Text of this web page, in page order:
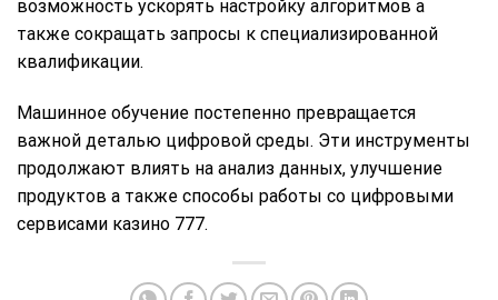
возможность ускорять настройку алгоритмов а
также сокращать запросы к специализированной
квалификации.
Машинное обучение постепенно превращается
важной деталью цифровой среды. Эти инструменты
продолжают влиять на анализ данных, улучшение
продуктов а также способы работы со цифровыми
сервисами казино 777.